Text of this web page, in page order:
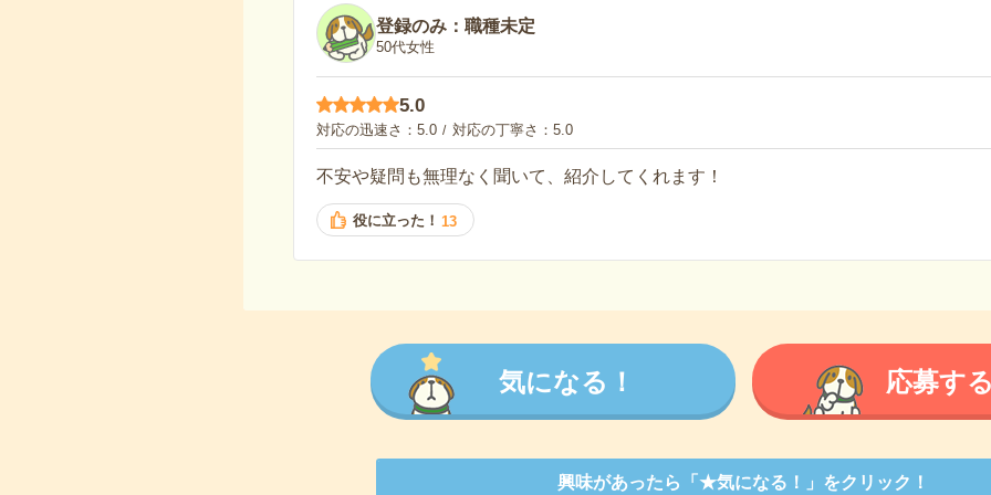
登録のみ：職種未定
50代女性
5.0
対応の迅速さ 5.0 対応の丁寧さ 5.0
不安や疑問も無理なく聞いて、紹介してくれます！
役に立った！ 13
気になる！ 応募す
興味があったら「★気になる！」をクリック！